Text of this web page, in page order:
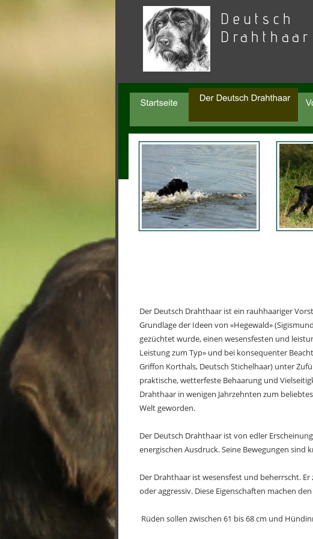
Deutsch
Drahthaar
Der Deutsch Drahthaar ist ein rauhhaariger
Grundlage der Ideen von «Hegewald»
gezüchtet wurde, einen wesensfesten und
Leistung zum Typ» und bei konsequenter
Griffon Korthals, Deutsch Stichelhaar) unter
praktische, wetterfeste Behaarung und
Drahthaar in wenigen Jahrzehnten zum
Welt geworden.
Der Deutsch Drahthaar ist von edler
energischen Ausdruck. Seine Bewegungen
Der Drahthaar ist wesensfest und beherrscht.
oder aggressiv. Diese Eigenschaften machen
Rüden sollen zwischen 61 bis 68 cm und